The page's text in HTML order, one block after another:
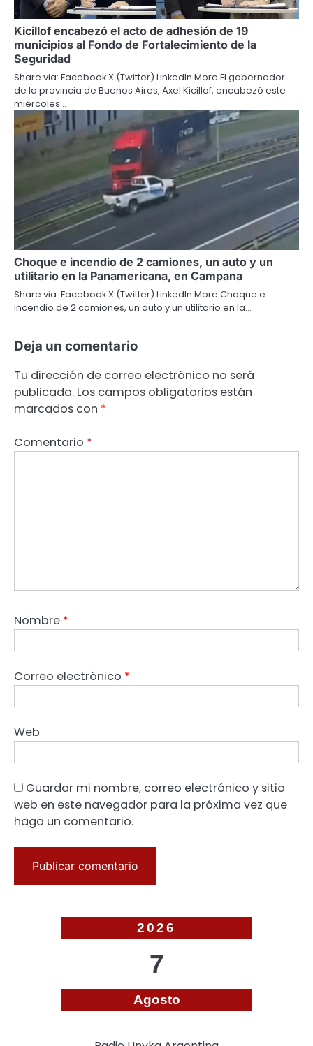
Kicillof encabezó el acto de adhesión de 19
municipios al Fondo de Fortalecimiento de la
Seguridad
Share via: Facebook X (Twitter) LinkedIn More El gobernador
de la provincia de Buenos Aires, Axel Kicillof, encabezó este
miércoles…
Choque e incendio de 2 camiones, un auto y un
utilitario en la Panamericana, en Campana
Share via: Facebook X (Twitter) LinkedIn More Choque e
incendio de 2 camiones, un auto y un utilitario en la…
Deja un comentario
Tu dirección de correo electrónico no será
publicada. Los campos obligatorios están
marcados con *
Comentario *
Nombre *
Correo electrónico *
Web
Guardar mi nombre, correo electrónico y sitio
web en este navegador para la próxima vez que
haga un comentario.
2026
7
Agosto